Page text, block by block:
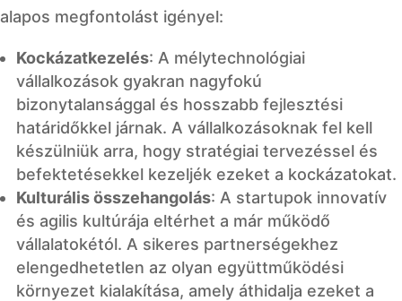
alapos megfontolást igényel:
Kockázatkezelés: A mélytechnológiai
vállalkozások gyakran nagyfokú
bizonytalansággal és hosszabb fejlesztési
határidőkkel járnak. A vállalkozásoknak fel kell
készülniük arra, hogy stratégiai tervezéssel és
befektetésekkel kezeljék ezeket a kockázatokat.
Kulturális összehangolás: A startupok innovatív
és agilis kultúrája eltérhet a már működő
vállalatokétól. A sikeres partnerségekhez
elengedhetetlen az olyan együttműködési
környezet kialakítása, amely áthidalja ezeket a